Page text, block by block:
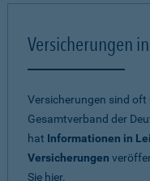
Versicherungen
Versicherungen sind
Gesamtverband der
hat Informationen in
Versicherungen
Sie hier.